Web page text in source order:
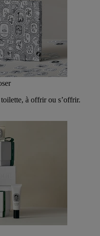
à offrir ou s’offrir.